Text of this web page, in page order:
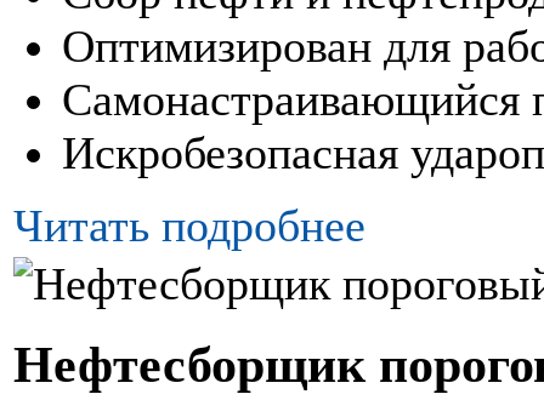
Оптимизирован для
Самонастраивающийся
Искробезопасная
Читать подробнее
Нефтесборщик